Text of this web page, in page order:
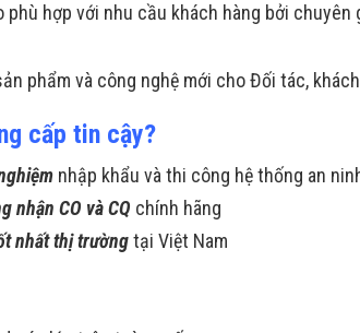
hợp với nhu cầu khách hàng bởi chuyên
phẩm và công nghệ mới cho Đối tác,
cấp tin cậy?
nhập khẩu và thi công hệ thống an
nhận CO và CQ chính hãng
nhất thị trườngtại Việt Nam